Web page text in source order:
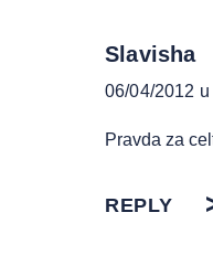
Slavisha
06/04/2012
Pravda za
REPLY